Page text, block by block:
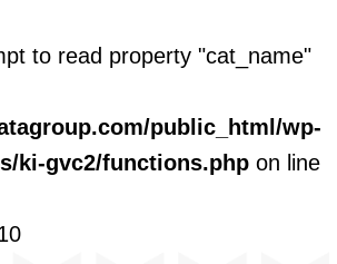
to read property "cat_name"
public_html/wp-
ki-gvc2/functions.phpon line